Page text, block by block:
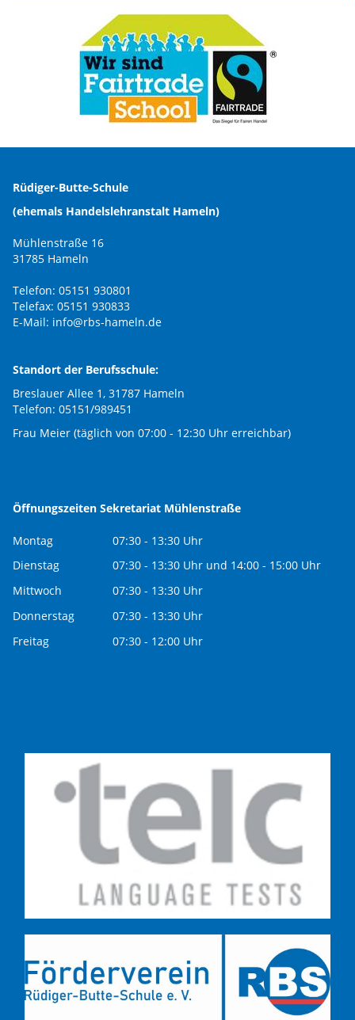
Rüdiger-Butte-Schule
(ehemals Handelslehranstalt Hameln)
Mühlenstraße 16
31785 Hameln
Telefon: 05151 930801
Telefax: 05151 930833
E-Mail: info@rbs-hameln.de
Standort der Berufsschule:
Breslauer Allee 1, 31787 Hameln
Telefon: 05151/989451
Frau Meier (täglich von 07:00 - 12:30 Uhr erreichbar)
Öffnungszeiten Sekretariat Mühlenstraße
Montag
07:30 - 13:30 Uhr
Dienstag
07:30 - 13:30 Uhr und 14:00 - 15:00 Uhr
Mittwoch
07:30 - 13:30 Uhr
Donnerstag
07:30 - 13:30 Uhr
Freitag
07:30 - 12:00 Uhr